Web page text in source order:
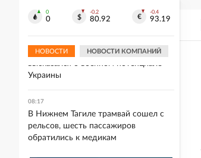
0
0
-0.2
80.92
-0.4
93.19
НОВОСТИ НОВОСТИ КОМПАНИЙ
ночь сбиты 88 БПЛА
"Ресурс исчерпан": Залужный
высказался о военном потенциале
Украины
08:17
В Нижнем Тагиле трамвай сошел с
рельсов, шесть пассажиров
обратились к медикам